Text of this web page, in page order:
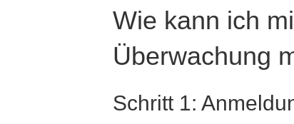
Wie kann ich
Überwachung
Schritt 1: